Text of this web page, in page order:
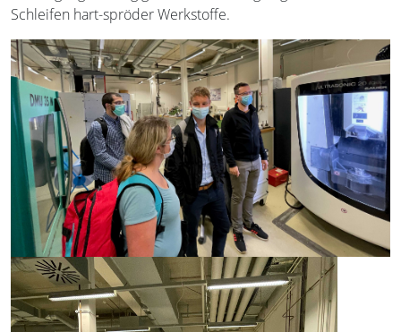
Schleifen hart-spröder Werkstoffe.